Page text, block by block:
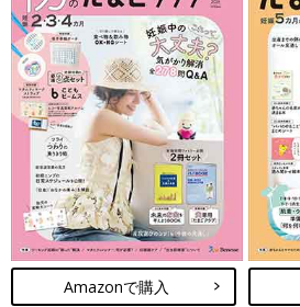
Amazonで購入